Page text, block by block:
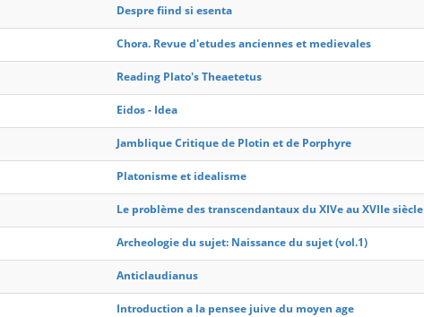
Despre fiind si esenta
Chora. Revue d'etudes anciennes et medievales
Reading Plato's Theaetetus
Eidos - Idea
Jamblique Critique de Plotin et de Porphyre
Platonisme et idealisme
Le problème des transcendantaux du XIVe au XVIIe siècle
Archeologie du sujet: Naissance du sujet (vol.1)
Anticlaudianus
Introduction a la pensee juive du moyen age